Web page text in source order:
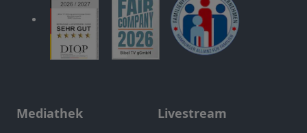
Mediathek Livestream